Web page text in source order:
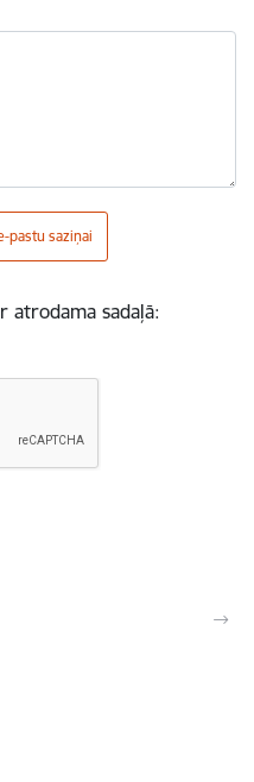
pastu saziņai
atrodama sadaļā: